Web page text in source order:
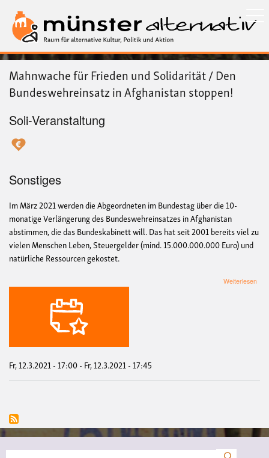
zum
Inhalt
Mahnwache für Frieden und Solidarität / Den
Bundeswehreinsatz in Afghanistan stoppen!
Soli-Veranstaltung
Sonstiges
Im März 2021 werden die Abgeordneten im Bundestag über die 10-
monatige Verlängerung des Bundeswehreinsatzes in Afghanistan
abstimmen, die das Bundeskabinett will. Das hat seit 2001 bereits viel zu
vielen Menschen Leben, Steuergelder (mind. 15.000.000.000 Euro) und
natürliche Ressourcen gekostet.
Weiterlesen
Fr, 12.3.2021 - 17:00- Fr, 12.3.2021 - 17:45
Suche